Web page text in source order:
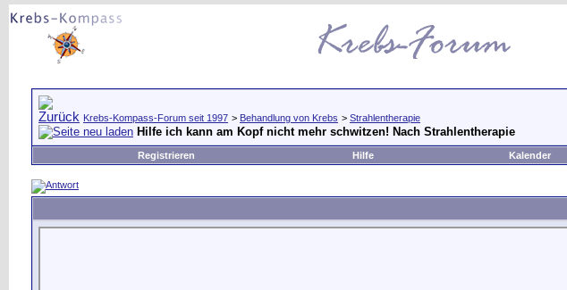
Krebs-Kompass-Forum seit 1997 > Behandlung von Krebs > Strahlentherapie
Hilfe ich kann am Kopf nicht mehr schwitzen! Nach Strahlentherapie
Registrieren Hilfe Kalender